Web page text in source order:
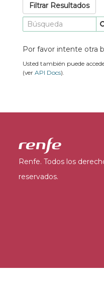
Filtrar Resultados
Por favor intente otra
Usted también puede
(ver API Docs).
Renfe. Todos los
reservados.